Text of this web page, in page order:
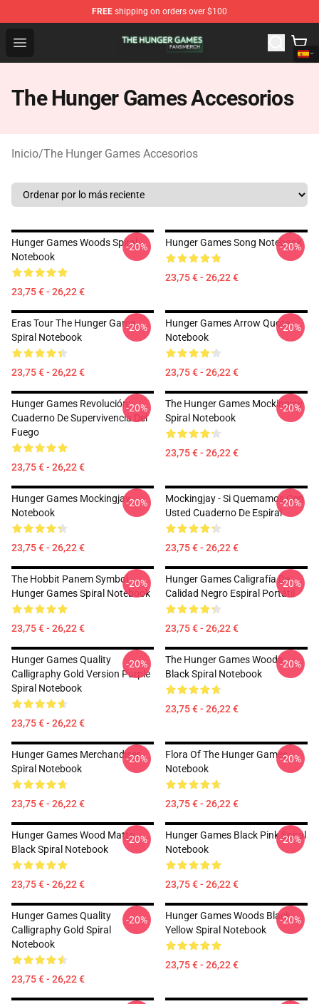
FREE shipping on orders over $100
Open menu
The Hunger Games Shop - Official The Hunger Games
The Hunger Games Accesorios
Inicio/The Hunger Games Accesorios
Hunger Games Woods Spiral
Notebook
23,75 € - 26,22 €
-20% Hunger Games Song Notebook
23,75 € - 26,22 €
-20%
Eras Tour The Hunger Game
Spiral Notebook
23,75 € - 26,22 €
-20%
Hunger Games Arrow Quote
Notebook
23,75 € - 26,22 €
-20%
Hunger Games Revolución:
Cuaderno De Supervivencia Del
Fuego
23,75 € - 26,22 €
-20%
The Hunger Games Mockingjay
Spiral Notebook
23,75 € - 26,22 €
-20%
Hunger Games Mockingjay
Notebook
23,75 € - 26,22 €
-20%
Mockingjay - Si Quemamos Con
Usted Cuaderno De Espiral
23,75 € - 26,22 €
-20%
The Hobbit Panem Symbol -
Hunger Games Spiral Notebook
23,75 € - 26,22 €
-20%
Hunger Games Caligrafía De
Calidad Negro Espiral Portátil
23,75 € - 26,22 €
-20%
Hunger Games Quality
Calligraphy Gold Version Purple
Spiral Notebook
23,75 € - 26,22 €
-20%
The Hunger Games Woods
Black Spiral Notebook
23,75 € - 26,22 €
-20%
Hunger Games Merchandiser
Spiral Notebook
23,75 € - 26,22 €
-20%
Flora Of The Hunger Games
Notebook
23,75 € - 26,22 €
-20%
Hunger Games Wood Matte
Black Spiral Notebook
23,75 € - 26,22 €
-20%
Hunger Games Black Pink Spiral
Notebook
23,75 € - 26,22 €
-20%
Hunger Games Quality
Calligraphy Gold Spiral
Notebook
23,75 € - 26,22 €
-20%
Hunger Games Woods Black
Yellow Spiral Notebook
23,75 € - 26,22 €
-20%